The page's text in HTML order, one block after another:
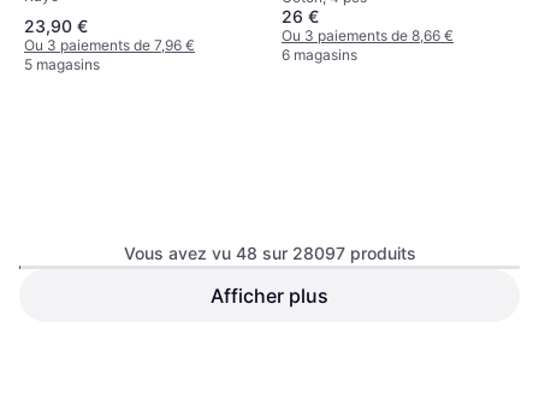
23,90 €
Ou 3 paiements de 7,96 €
5 magasins
Marron, Beige, Naturel
26 €
Ou 3 paiements de 8,66 €
6 magasins
Virtufit Serviette Bath Towel
Hespéride Galette D'extérieur
Vous avez vu 48 sur 28097 produits
Afficher plus